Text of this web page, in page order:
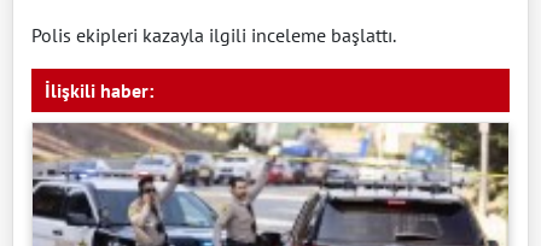
Polis ekipleri kazayla ilgili inceleme başlattı.
İlişkili haber: